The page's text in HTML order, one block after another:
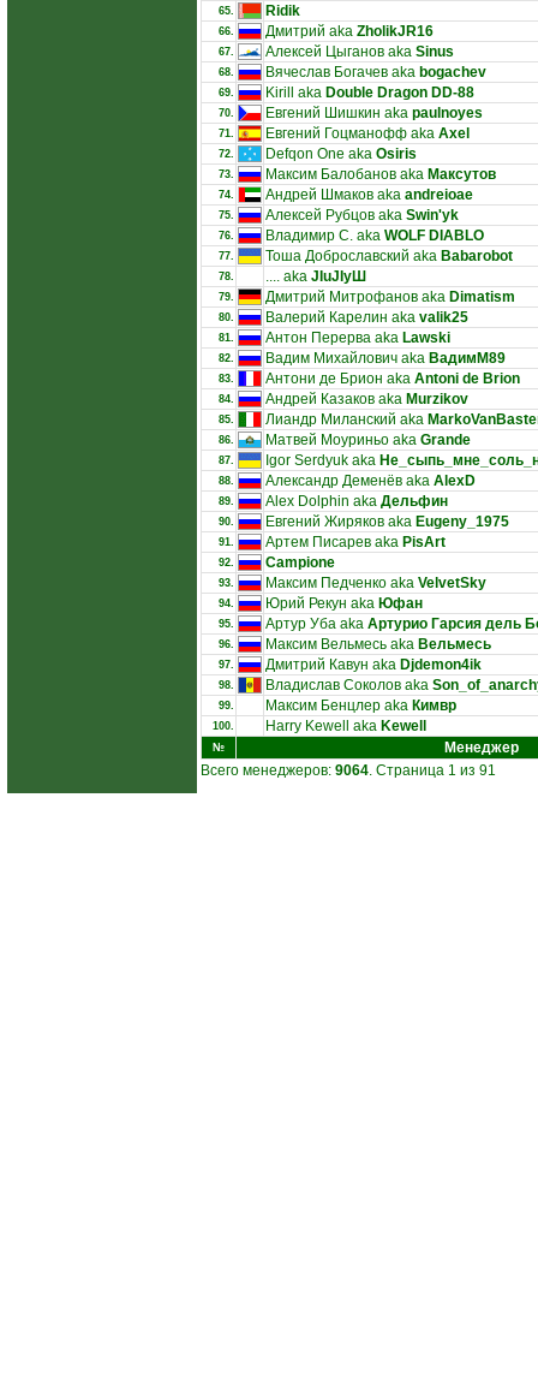
65. Ridik
66. Дмитрий aka ZholikJR16
67. Алексей Цыганов aka Sinus
68. Вячеслав Богачев aka bogachev
69. Kirill aka Double Dragon DD-88
70. Евгений Шишкин aka paulnoyes
71. Евгений Гоцманофф aka Axel
72. Defqon One aka Osiris
73. Максим Балобанов aka Максутов
74. Андрей Шмаков aka andreioae
75. Алексей Рубцов aka Swin'yk
76. Владимир С. aka WOLF DIABLO
77. Тоша Доброславский aka Babarobot
78. .... aka JIuJIyШ
79. Дмитрий Митрофанов aka Dimatism
80. Валерий Карелин aka valik25
81. Антон Перерва aka Lawski
82. Вадим Михайлович aka ВадимМ89
83. Антони де Брион aka Antoni de Brion
84. Андрей Казаков aka Murzikov
85. Лиандр Миланский aka
86. Матвей Моуриньо aka Grande
87. Igor Serdyuk aka
88. Александр Деменёв aka AlexD
89. Alex Dolphin aka Дельфин
90. Евгений Жиряков aka Eugeny_1975
91. Артем Писарев aka PisArt
92. Campione
93. Максим Педченко aka VelvetSky
94. Юрий Рекун aka Юфан
95. Артур Уба aka Артурио Гарсия дель
96. Максим Вельмесь aka Вельмесь
97. Дмитрий Кавун aka Djdemon4ik
98. Владислав Соколов aka
99. Максим Бенцлер aka Кимвр
100. Harry Kewell aka Kewell
№
Менеджер
Всего менеджеров: 9064. Страница 1 из 91